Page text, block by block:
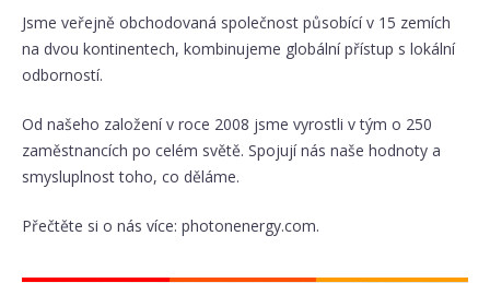
Jsme veřejně obchodovaná společnost působící v 15 zemích
na dvou kontinentech, kombinujeme globální přístup s lokální
odborností.
Od našeho založení v roce 2008 jsme vyrostli v tým o 250
zaměstnancích po celém světě. Spojují nás naše hodnoty a
smysluplnost toho, co děláme.
Přečtěte si o nás více: photonenergy.com.